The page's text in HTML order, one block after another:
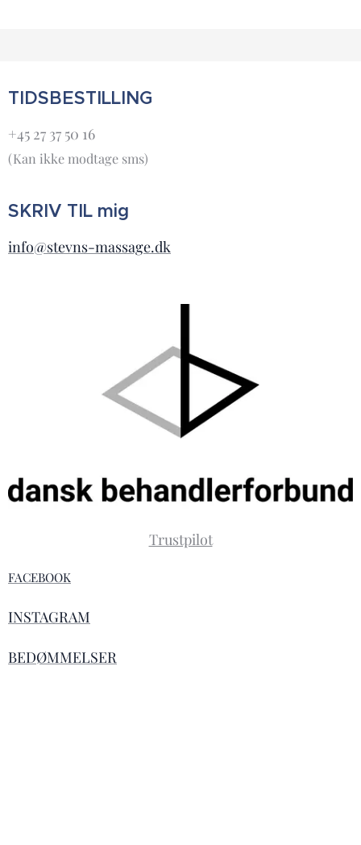
TIDSBESTILLING
+45 27 37 50 16
(Kan ikke modtage sms)
SKRIV TIL mig
info@stevns-massage.dk
Trustpilot
FACEBOOK
INSTAGRAM
BEDØMMELSER